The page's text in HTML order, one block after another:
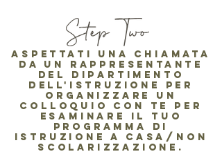
Aspettati una chiamata
da un rappresentante
del dipartimento
dell'istruzione per
organizzare un
colloquio con te per
esaminare il tuo
programma di
istruzione a casa/non
scolarizzazione.